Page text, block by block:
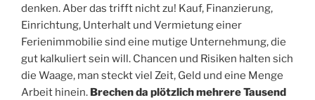
denken. Aber das trifft nicht zu! Kauf, Finanzierung,
Einrichtung, Unterhalt und Vermietung einer
Ferienimmobilie sind eine mutige Unternehmung, die
gut kalkuliert sein will. Chancen und Risiken halten sich
die Waage, man steckt viel Zeit, Geld und eine Menge
Arbeit hinein. Brechen da plötzlich mehrere Tausend